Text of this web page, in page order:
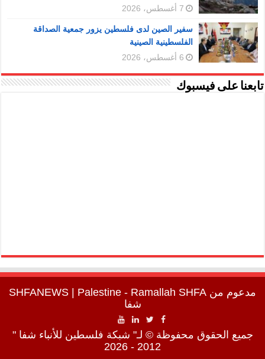
7 أغسطس، 2026
سفير الصين لدى فلسطين يزور جمعية الصداقة
الفلسطينية الصينية
6 أغسطس، 2026
تابعنا على فيسبوك
مدعوم من SHFANEWS | Palestine - Ramallah SHFA
شفا
جميع الحقوق محفوظة © لـ" شبكة فلسطين للأنباء شفا "
2012 - 2026